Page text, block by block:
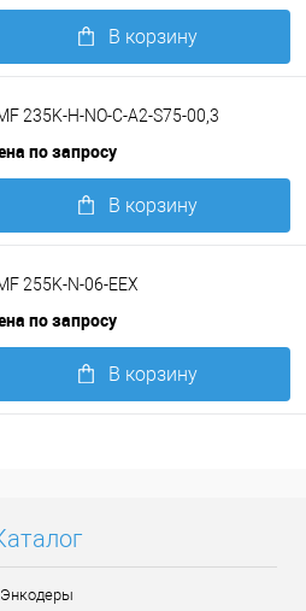
В корзину
235K-H-NO-C-A2-S75-00,3
по запросу
В корзину
255K-N-06-EEX
по запросу
В корзину
Энкодеры